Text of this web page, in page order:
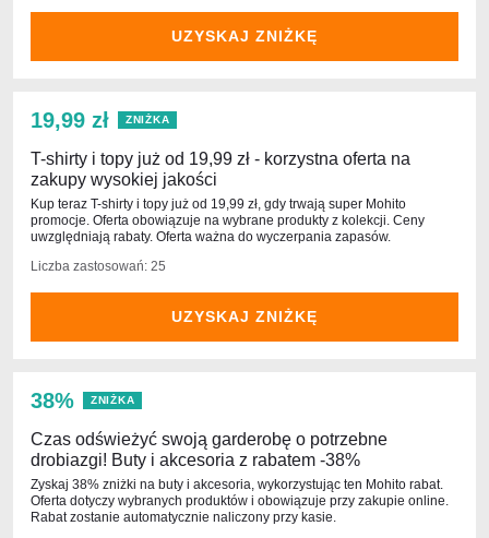
UZYSKAJ ZNIŻKĘ
19,99 zł ZNIŻKA
T-shirty i topy już od 19,99 zł - korzystna oferta na
zakupy wysokiej jakości
Kup teraz T-shirty i topy już od 19,99 zł, gdy trwają super Mohito
promocje. Oferta obowiązuje na wybrane produkty z kolekcji. Ceny
uwzględniają rabaty. Oferta ważna do wyczerpania zapasów.
Liczba zastosowań: 25
UZYSKAJ ZNIŻKĘ
38% ZNIŻKA
Czas odświeżyć swoją garderobę o potrzebne
drobiazgi! Buty i akcesoria z rabatem -38%
Zyskaj 38% zniżki na buty i akcesoria, wykorzystując ten Mohito rabat.
Oferta dotyczy wybranych produktów i obowiązuje przy zakupie online.
Rabat zostanie automatycznie naliczony przy kasie.